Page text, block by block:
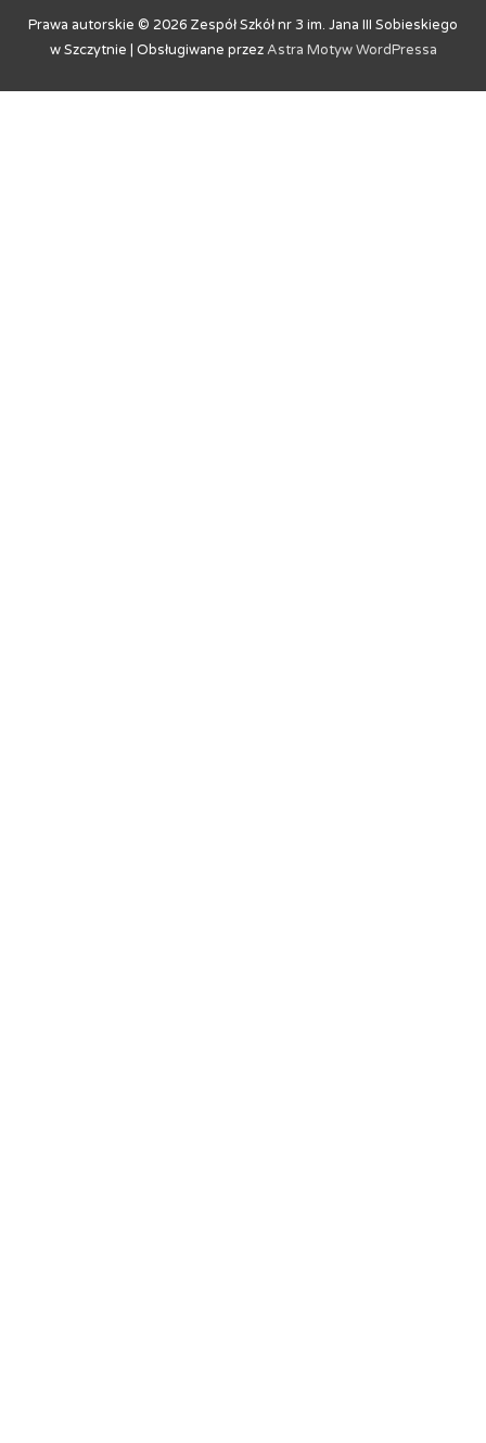
Prawa autorskie © 2026 Zespół Szkół nr 3 im. Jana III Sobieskiego
w Szczytnie | Obsługiwane przezAstra Motyw WordPressa